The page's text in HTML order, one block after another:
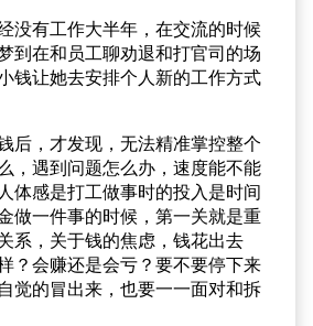
没有工作大半年，在交流的时候
到在和员工聊劝退和打官司的场
钱让她去安排个人新的工作方式
后，才发现，无法精准掌控整个
，遇到问题怎么办，速度能不能
体感是打工做事时的投入是时间
做一件事的时候，第一关就是重
系，关于钱的焦虑，钱花出去
？会赚还是会亏？要不要停下来
觉的冒出来，也要一一面对和拆